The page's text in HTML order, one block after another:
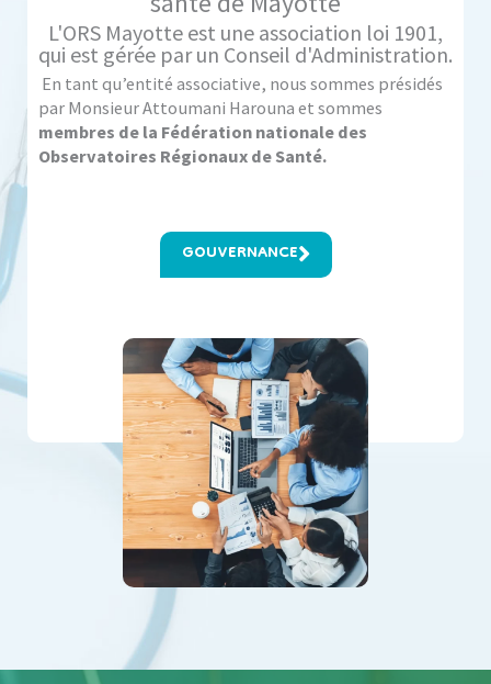
L'ORS Mayotte est une association loi 1901,
qui est gérée par un Conseil d'Administration.
En tant qu’entité associative, nous sommes présidés
par Monsieur Attoumani Harouna et sommes
membres de la Fédération nationale des
Observatoires Régionaux de Santé.
GOUVERNANCE